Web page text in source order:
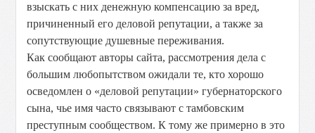
взыскать с них денежную компенсацию за вред,
причиненный его деловой репутации, а также за
сопутствующие душевные переживания.
Как сообщают авторы сайта, рассмотрения дела с
большим любопытством ожидали те, кто хорошо
осведомлен о «деловой репутации» губернаторского
сына, чье имя часто связывают с тамбовским
преступным сообществом. К тому же примерно в это